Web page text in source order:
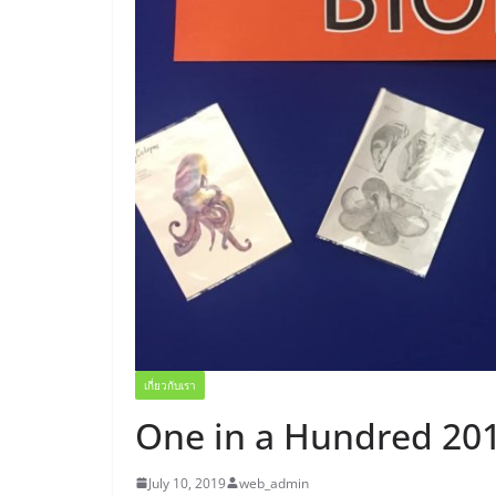
เกี่ยวกับเรา
One in a Hundred
July 10, 2019 web_admin